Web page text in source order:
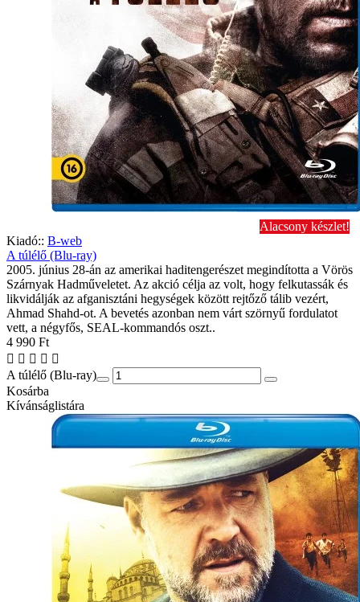
Alacsony készlet!
Kiadó:: B-web
A túlélő (Blu-ray)
2005. június 28-án az amerikai haditengerészet megindította a Vörös
Szárnyak Hadműveletet. Az akció célja az volt, hogy felkutassák és
likvidálják az afganisztáni hegységek között rejtőző tálib vezért,
Ahmad Shahd-ot. A bevetés azonban nem várt szörnyű fordulatot
vett, a négyfős, SEAL-kommandós oszt..
4 990 Ft
A túlélő (Blu-ray)
Kosárba
Kívánságlistára